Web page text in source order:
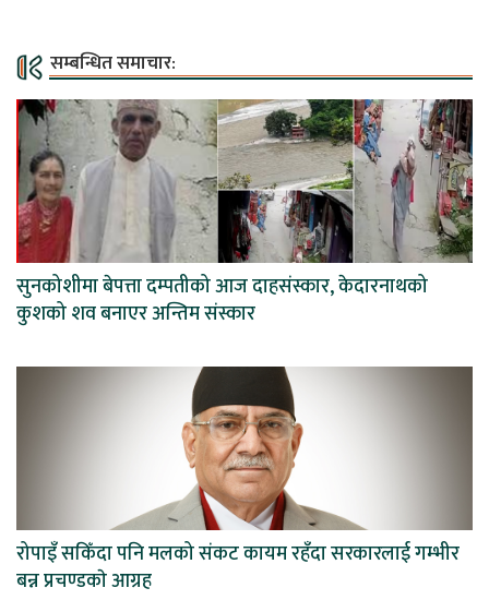
सम्बन्धित समाचार:
सुनकोशीमा बेपत्ता दम्पतीको आज दाहसंस्कार, केदारनाथको
कुशको शव बनाएर अन्तिम संस्कार
रोपाइँ सकिँदा पनि मलको संकट कायम रहँदा सरकारलाई गम्भीर
बन्न प्रचण्डकाे आग्रह